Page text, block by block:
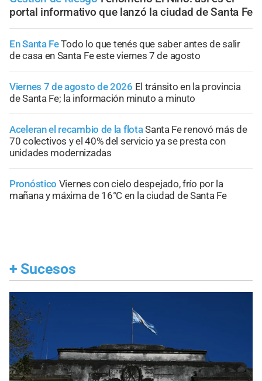
portal informativo que lanzó la ciudad de Santa Fe
En Santa FeTodo lo que tenés que saber antes de salir
de casa en Santa Fe este viernes 7 de agosto
Viernes 7 de agosto de 2026 El tránsito en la provincia
de Santa Fe; la información minuto a minuto
Aceleran el recambio de la flotaSanta Fe renovó más de
70 colectivos y el 40% del servicio ya se presta con
unidades modernizadas
Pronóstico Viernes con cielo despejado, frío por la
mañana y máxima de 16°C en la ciudad de Santa Fe
+ Sucesos